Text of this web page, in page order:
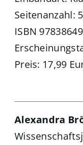
Seitenanzahl:
ISBN
Preis: 17,99
Alexandra